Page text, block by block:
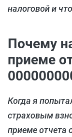
налоговой и
Почему
приеме
Когда я
страховым
приеме отчета